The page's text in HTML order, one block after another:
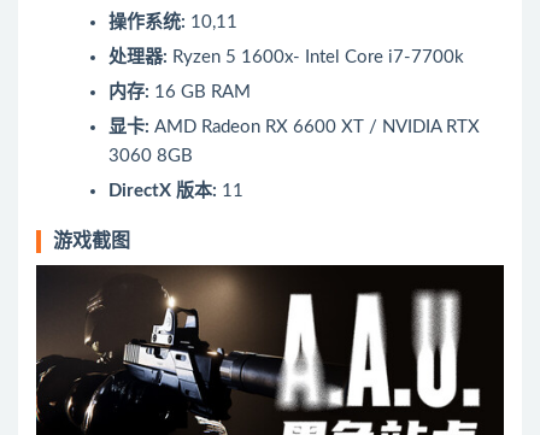
操作系统: 10,11
处理器: Ryzen 5 1600x- Intel Core i7-7700k
内存: 16 GB RAM
显卡: AMD Radeon RX 6600 XT / NVIDIA RTX
3060 8GB
DirectX 版本: 11
游戏截图